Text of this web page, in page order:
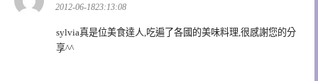
示:
2012-06-1823:13:08
sylvia真是位美食達人,吃遍了各國的美味料理,很感謝您的分
享^^